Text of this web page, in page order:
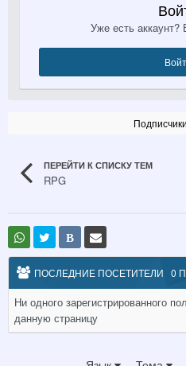
Уже есть аккаунт?
Подписчики
ПЕРЕЙТИ К СПИСКУ ТЕМ
RPG
В
ПОСЛЕДНИЕ ПОСЕТИТЕЛИ 0
Ни одного зарегистрированного
данную страницу